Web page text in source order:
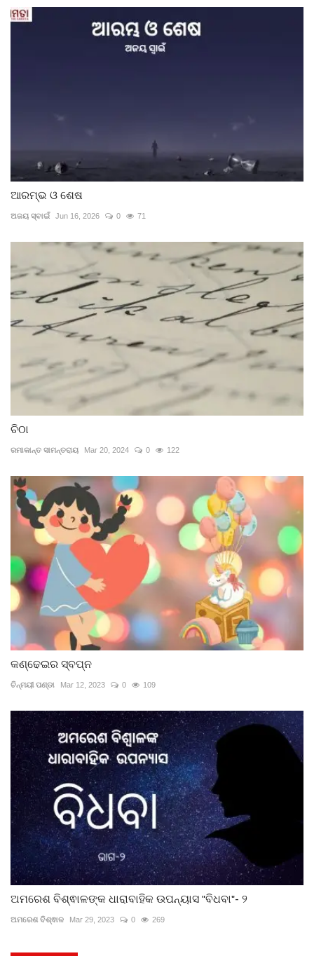
ଆରମ୍ଭ ଓ ଶେଷ
ଅଜୟ ସ୍ବାଇଁ Jun 16, 2026 0 71
ଚିଠା
ରମାକାନ୍ତ ସାମନ୍ତରାୟ Mar 20, 2024 0 122
କଣ୍ଢେଇର ସ୍ବପ୍ନ
ଚିନ୍ମୟୀ ପଣ୍ଡା Mar 12, 2023 0 109
ଅମରେଶ ବିଶ୍ଵାଳଙ୍କ ଧାରାବାହିକ ଉପନ୍ୟାସ "ବିଧବା"- ୨
ଅମରେଶ ବିଶ୍ଵାଳ Mar 29, 2023 0 269